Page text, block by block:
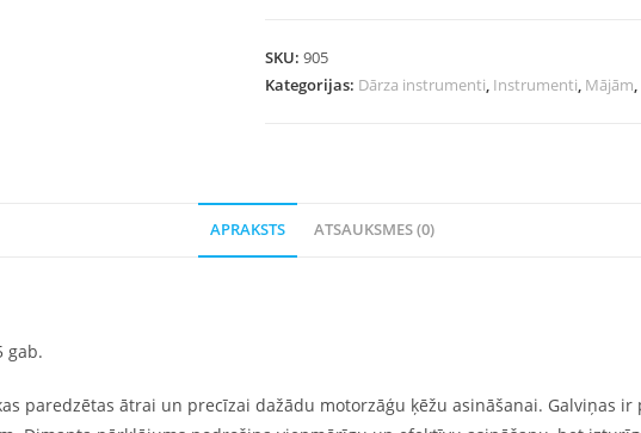
SKU: 905
Kategorijas: Dārza instrumenti, Instrumenti, Mājām,
APRAKSTS ATSAUKSMES (0)
gab.
paredzētas ātrai un precīzai dažādu motorzāģu ķēžu asināšanai. Galviņas